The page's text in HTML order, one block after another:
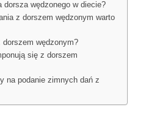
wędzonego w diecie?
z dorszem wędzonym warto
dorszem wędzonym?
się z dorszem
na podanie zimnych dań z